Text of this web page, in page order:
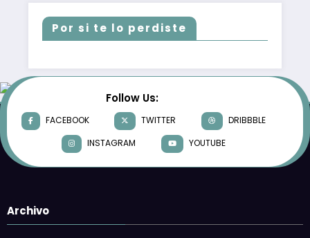
Por si te lo perdiste
Follow Us:
FACEBOOK TWITTER
DRIBBBLE
INSTAGRAM
YOUTUBE
Archivo